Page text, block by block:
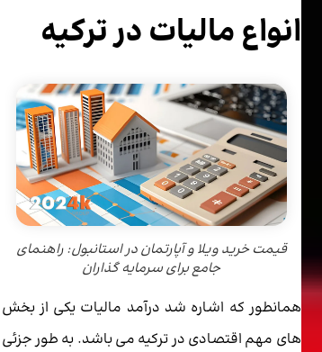
انواع مالیات در ترکیه
قیمت خرید ویلا و آپارتمان در استانبول: راهنمای
جامع برای سرمایه گذاران
همانطور که اشاره شد درآمد مالیات یکی از بخش
های مهم اقتصادی در ترکیه می باشد. به طور جزئی